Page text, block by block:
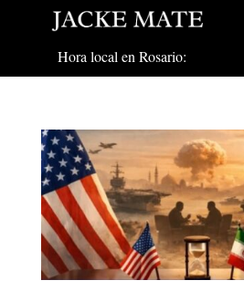
Hora local en Rosario: